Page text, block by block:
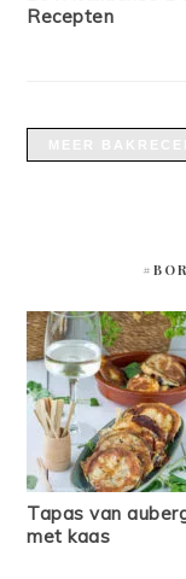
Recepten
Tapas van
met kaas